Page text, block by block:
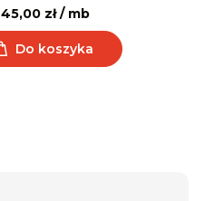
45,00 zł / mb
Do koszyka